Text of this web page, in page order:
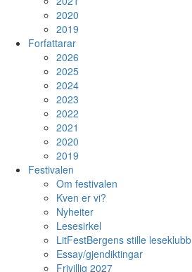
2020
2019
Forfattarar
2026
2025
2024
2023
2022
2021
2020
2019
Festivalen
Om festivalen
Kven er vi?
Nyheiter
Lesesirkel
LitFestBergens stille leseklubb
Essay/gjendiktingar
Frivillig 2027